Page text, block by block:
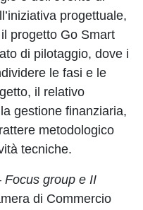
progettuale,
progetto Go Smart
di pilotaggio, dove i
le fasi e le
il relativo
gestione finanziaria,
metodologico
tecniche.
Focus group e II
di Commercio